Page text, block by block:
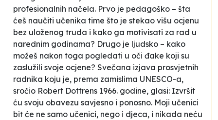
profesionalnih načela. Prvo je pedagoško – šta
ćeš naučiti učenika time što je stekao višu ocjenu
bez uloženog truda i kako ga motivisati za rad u
narednim godinama? Drugo je ljudsko – kako
možeš nakon toga pogledati u oči đake koji su
zaslužili svoje ocjene? Svečana izjava prosvjetnih
radnika koju je, prema zamislima UNESCO-a,
sročio Robert Dottrens 1966. godine, glasi: Izvršit
ću svoju obavezu savjesno i ponosno. Moji učenici
bit će ne samo učenici, nego i djeca, i nikada neću